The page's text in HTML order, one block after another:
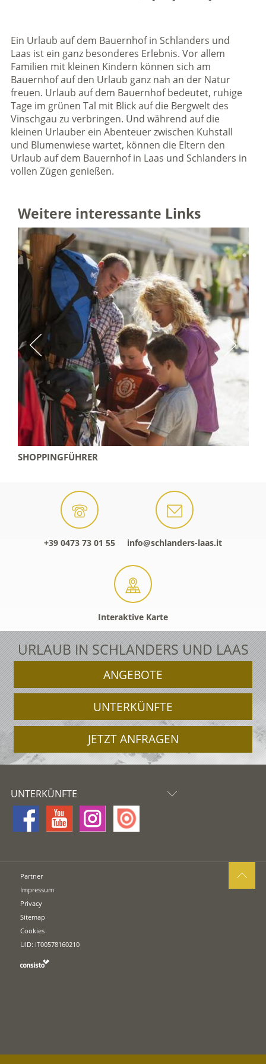
Ein Urlaub auf dem Bauernhof in Schlanders und
Laas ist ein ganz besonderes Erlebnis. Vor allem
Familien mit kleinen Kindern können sich am
Bauernhof auf den Urlaub ganz nah an der Natur
freuen. Urlaub auf dem Bauernhof bedeutet, ruhige
Tage im grünen Tal mit Blick auf die Bergwelt des
Vinschgau zu verbringen. Und während auf die
kleinen Urlauber ein Abenteuer zwischen Kuhstall
und Blumenwiese wartet, können die Eltern den
Urlaub auf dem Bauernhof in Laas und Schlanders in
vollen Zügen genießen.
Weitere interessante Links
SHOPPINGFÜHRER
+39 0473 73 01 55 info@schlanders-laas.it
Interaktive Karte
URLAUB IN SCHLANDERS UND LAAS
ANGEBOTE
UNTERKÜNFTE
JETZT ANFRAGEN
UNTERKÜNFTE
Partner
Impressum
Privacy
Sitemap
Cookies
UID: IT00578160210